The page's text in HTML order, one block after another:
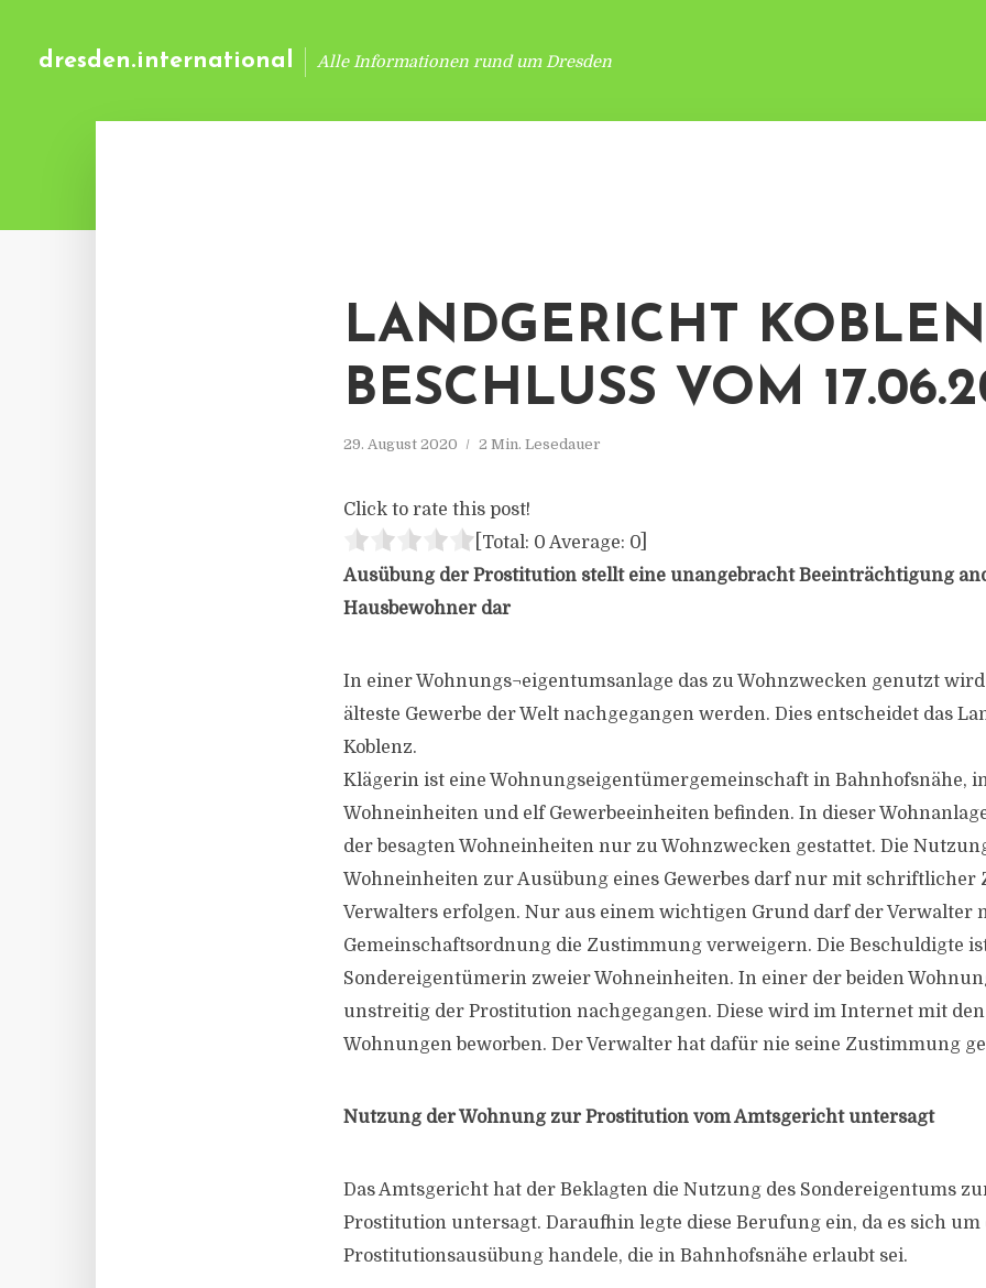
dresden.international Alle Informationen rund um Dresden
LANDGERICHT
BESCHLUSS VOM
29. August 2020 2 Min. Lesedauer
Click to rate this post!
[Total: 0 Average: 0
Ausübung der Prostitution stellt eine unangebracht Beeinträchtigung
Hausbewohner dar
In einer Wohnungs¬eigentumsanlage das zu Wohnzwecken genutzt
älteste Gewerbe der Welt nachgegangen werden. Dies entscheidet das
Koblenz.
Klägerin ist eine Wohnungseigentümergemeinschaft in Bahnhofsnähe,
Wohneinheiten und elf Gewerbeeinheiten befinden. In dieser
der besagten Wohneinheiten nur zu Wohnzwecken gestattet. Die
Wohneinheiten zur Ausübung eines Gewerbes darf nur mit schriftlicher
Verwalters erfolgen. Nur aus einem wichtigen Grund darf der Verwalter
Gemeinschaftsordnung die Zustimmung verweigern. Die Beschuldigte
Sondereigentümerin zweier Wohneinheiten. In einer der beiden
unstreitig der Prostitution nachgegangen. Diese wird im Internet mit
Wohnungen beworben. Der Verwalter hat dafür nie seine Zustimmung
Nutzung der Wohnung zur Prostitution vom Amtsgericht untersagt
Das Amtsgericht hat der Beklagten die Nutzung des Sondereigentums
Prostitution untersagt. Daraufhin legte diese Berufung ein, da es sich um
Prostitutionsausübung handele, die in Bahnhofsnähe erlaubt sei.